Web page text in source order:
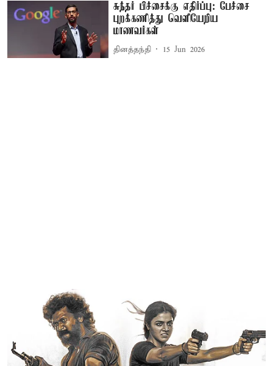
சுந்தர் பிச்சைக்கு எதிர்ப்பு: பேச்சை
புறக்கணித்து வெளியேறிய
மாணவர்கள்
தினத்தந்தி 15 Jun 2026